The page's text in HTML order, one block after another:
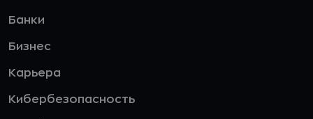
Банки
Бизнес
Карьера
Кибербезопасность